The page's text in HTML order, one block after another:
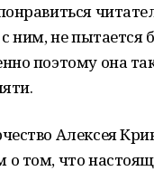
с ним, не пытается
поэтому она
Алексея
том, что